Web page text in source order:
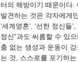
터의 해방이기 때문이다.
발견하는 것은 각자에게
‘세계영혼’, ‘선한 정신
정신”과도 씨름할 수 있
춤 없는 생성과 운동이
는 것, 스스로를 포기하